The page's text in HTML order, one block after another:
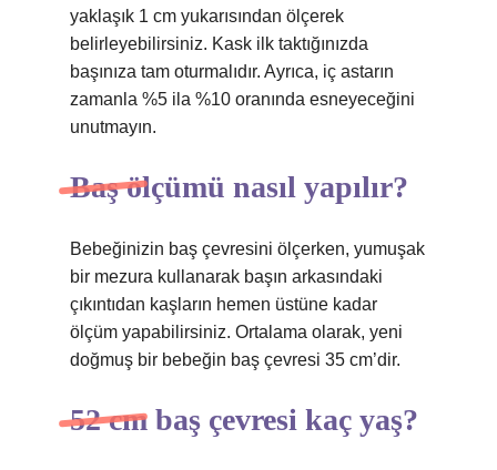
yaklaşık 1 cm yukarısından ölçerek
belirleyebilirsiniz. Kask ilk taktığınızda
başınıza tam oturmalıdır. Ayrıca, iç astarın
zamanla %5 ila %10 oranında esneyeceğini
unutmayın.
Baş ölçümü nasıl yapılır?
Bebeğinizin baş çevresini ölçerken, yumuşak
bir mezura kullanarak başın arkasındaki
çıkıntıdan kaşların hemen üstüne kadar
ölçüm yapabilirsiniz. Ortalama olarak, yeni
doğmuş bir bebeğin baş çevresi 35 cm’dir.
52 cm baş çevresi kaç yaş?